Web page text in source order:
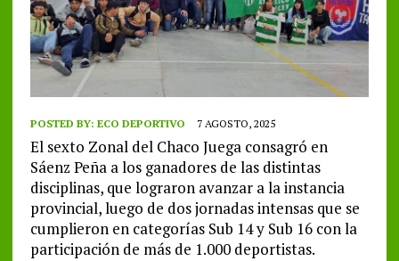
POSTED BY: ECO DEPORTIVO 7 AGOSTO, 2025
El sexto Zonal del Chaco Juega consagró en
Sáenz Peña a los ganadores de las distintas
disciplinas, que lograron avanzar a la instancia
provincial, luego de dos jornadas intensas que se
cumplieron en categorías Sub 14 y Sub 16 con la
participación de más de 1.000 deportistas.